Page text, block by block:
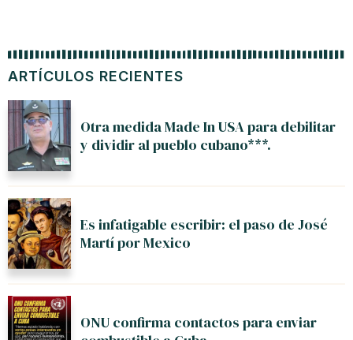
ARTÍCULOS RECIENTES
Otra medida Made In USA para debilitar
y dividir al pueblo cubano***.
Es infatigable escribir: el paso de José
Martí por Mexico
ONU confirma contactos para enviar